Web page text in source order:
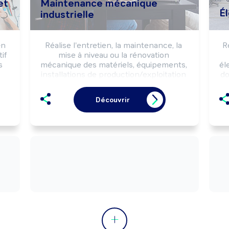
Maintenance mécanique
industrielle
Réalise l'entretien, la maintenance, la
mise à niveau ou la rénovation
mécanique des matériels, équipements,
installations de production/exploitation
sécurité et les impératifs de production
(délais, qualité, ...).
Peut coordonner une équipe.
Découvrir